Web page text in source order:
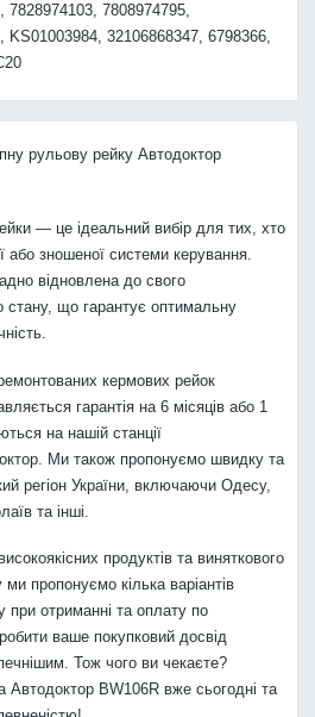
7828974103, 7808974795,
KS01003984, 32106868347, 6798366,
рульову рейку Автодоктор
— це ідеальний вибір для тих, хто
зношеної системи керування.
відновлена до свого
стану, що гарантує оптимальну
кермових рейок
гарантія на 6 місяців або 1
на нашій станції
Ми також пропонуємо швидку та
регіон України, включаючи Одесу,
та інші.
продуктів та виняткового
пропонуємо кілька варіантів
при отриманні та оплату по
ваше покупковий досвід
Тож чого ви чекаєте?
BW106R вже сьогодні та